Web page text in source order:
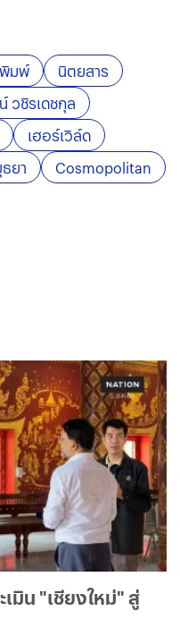
มพ์
นิตยสาร
วชิรเดชกุล
เฮอร์เวิล์ด
ยา
Cosmopolitan
มิน "เชียงใหม่" สู่